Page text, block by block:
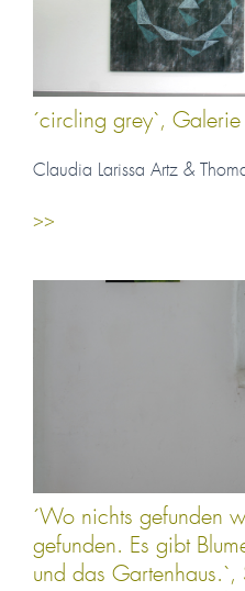
´circling grey`,
Claudia Larissa Artz &
>>
´Wo nichts gefunden
gefunden. Es gibt
und das Gartenhaus.`,